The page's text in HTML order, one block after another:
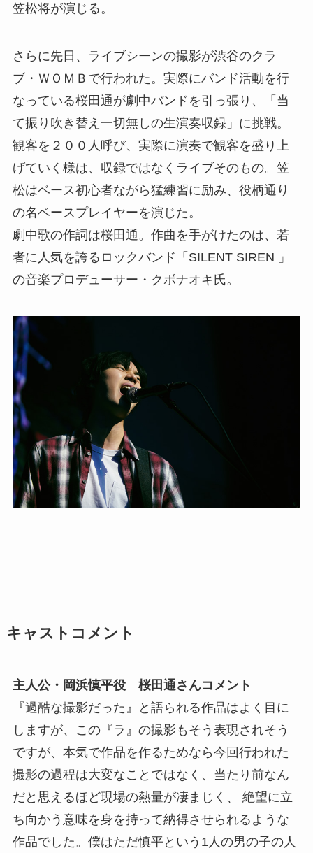
笠松将が演じる。
さらに先日、ライブシーンの撮影が渋谷のクラ
ブ・ＷＯＭＢで行われた。実際にバンド活動を行
なっている桜田通が劇中バンドを引っ張り、「当
て振り吹き替え一切無しの生演奏収録」に挑戦。
観客を２００人呼び、実際に演奏で観客を盛り上
げていく様は、収録ではなくライブそのもの。笠
松はベース初心者ながら猛練習に励み、役柄通り
の名ベースプレイヤーを演じた。
劇中歌の作詞は桜田通。作曲を手がけたのは、若
者に人気を誇るロックバンド「SILENT SIREN 」
の音楽プロデューサー・クボナオキ氏。
キャストコメント
主人公・岡浜慎平役 桜田通さんコメント
『過酷な撮影だった』と語られる作品はよく目に
しますが、この『ラ』の撮影もそう表現されそう
ですが、本気で作品を作るためなら今回行われた
撮影の過程は大変なことではなく、当たり前なん
だと思えるほど現場の熱量が凄まじく、 絶望に立
ち向かう意味を身を持って納得させられるような
作品でした。僕はただ慎平という1人の男の子の人